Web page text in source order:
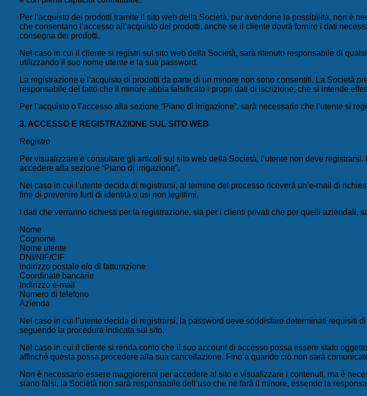
Per l’acquisto dei prodotti tramite il sito web della Società, pur avendone la possibilità, non è
che consentano l’accesso all’acquisto dei prodotti, anche se il cliente dovrà fornire i dati
consegna dei prodotti.
Nel caso in cui il cliente si registri sul sito web della Società, sarà ritenuto responsabile di
utilizzando il suo nome utente e la sua password.
La registrazione e l’acquisto di prodotti da parte di un minore non sono consentiti. La Società
responsabile del fatto che il minore abbia falsificato i propri dati di iscrizione, che si intende
Per l’acquisto o l’accesso alla sezione “Piano di irrigazione”, sarà necessario che l’utente si
3. ACCESSO E REGISTRAZIONE SUL SITO WEB
Registro
Per visualizzare e consultare gli articoli sul sito web della Società, l’utente non deve
accedere alla sezione “Piano di irrigazione”.
Nel caso in cui l’utente decida di registrarsi, al termine del processo riceverà un’e-mail di
fine di prevenire furti di identità o usi non legittimi.
I dati che verranno richiesti per la registrazione, sia per i clienti privati che per quelli aziendali,
Nome
Cognome
Nome utente
DNI/NIF/CIF
Indirizzo postale e/o di fatturazione
Coordinate bancarie
Indirizzo e-mail
Numero di telefono
Azienda
Nel caso in cui l’utente decida di registrarsi, la password deve soddisfare determinati
seguendo la procedura indicata sul sito.
Nel caso in cui il cliente si renda conto che il suo account di accesso possa essere stato
affinché questa possa procedere alla sua cancellazione. Fino a quando ciò non sarà
Non è necessario essere maggiorenni per accedere al sito e visualizzare i contenuti, ma è
siano falsi, la Società non sarà responsabile dell’uso che ne farà il minore, essendo la